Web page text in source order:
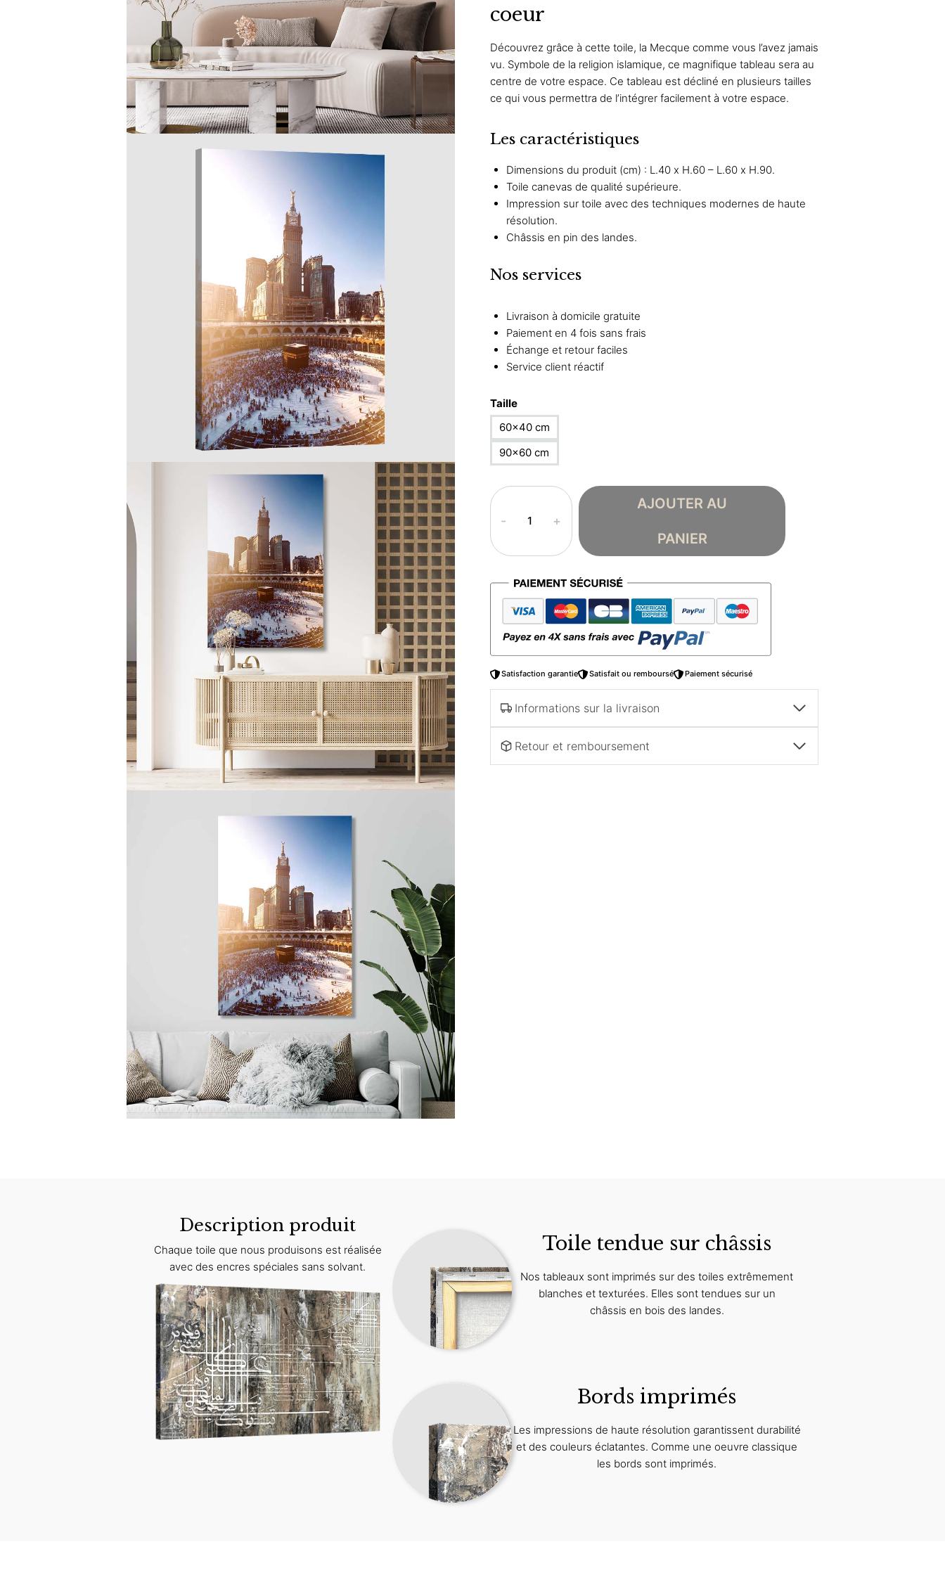
55,92 €
coeur
Découvrez grâce à cette toile, la Mecque comme vous l’avez jamais
vu. Symbole de la religion islamique, ce magnifique tableau sera au
centre de votre espace. Ce tableau est décliné en plusieurs tailles
ce qui vous permettra de l’intégrer facilement à votre espace.
Les caractéristiques
Dimensions du produit (cm) : L.40 x H.60 – L.60 x H.90.
Toile canevas de qualité supérieure.
Impression sur toile avec des techniques modernes de haute
résolution.
Châssis en pin des landes.
Nos services
Livraison à domicile gratuite
Paiement en 4 fois sans frais
Échange et retour faciles
Service client réactif
Taille
60×40 cm
90×60 cm
quantité
islam
Mecque
AJOUTER AU
PANIER
Satisfaction garantie Satisfait ou remboursé Paiement sécurisé
Informations sur la livraison
Retour et remboursement
Description produit
Chaque toile que nous produisons est réalisée
avec des encres spéciales sans solvant.
Toile tendue sur châssis
Nos tableaux sont imprimés sur des toiles extrêmement
blanches et texturées. Elles sont tendues sur un
châssis en bois des landes.
Bords imprimés
Les impressions de haute résolution garantissent durabilité
et des couleurs éclatantes. Comme une oeuvre classique
les bords sont imprimés.